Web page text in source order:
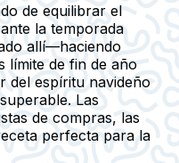
de equilibrar el
la temporada
allí—haciendo
límite de fin de año
del espíritu navideño
Las
de compras, las
perfecta para la